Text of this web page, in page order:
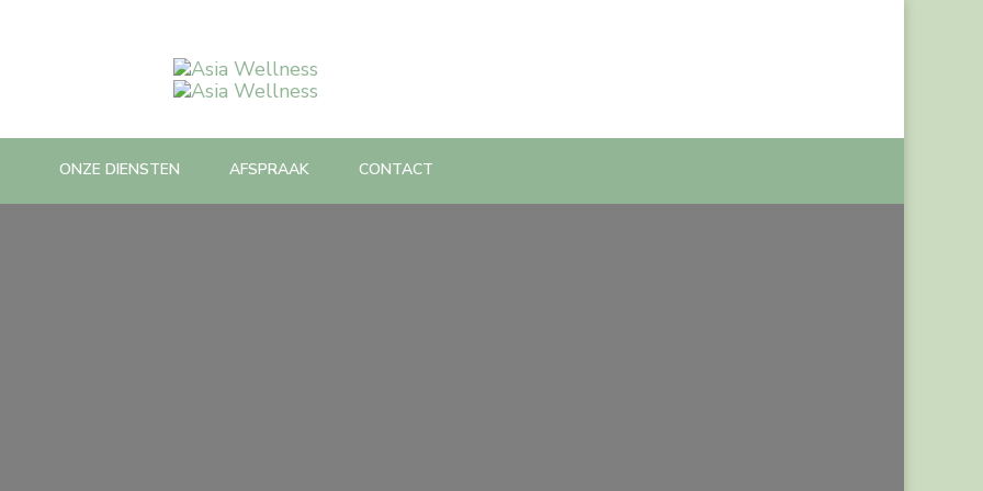
Asia Wellness
Spa Massage & Beauty care
ONZE DIENSTEN AFSPRAAK CONTACT